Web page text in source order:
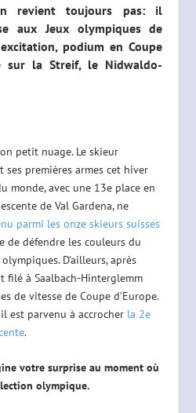
revient toujours pas: il
aux Jeux olympiques de
podium en Coupe
sur la Streif, le Nidwaldo-
petit nuage. Le skieur
premières armes cet hiver
monde, avec une 13e place en
de Val Gardena, ne
parmi les onze skieurs suisses
défendre les couleurs du
D’ailleurs, après
filé à Saalbach-Hinterglemm
de vitesse de Coupe d’Europe.
est parvenu à accrocher la 2e
.
votre surprise au moment où
olympique.